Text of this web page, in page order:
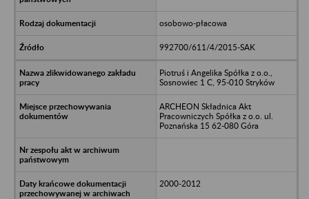
osobowo-płacowa
992700/611/4/2015-SAK
Piotruś i Angelika Spółka z o.o.,
Sosnowiec 1 C, 95-010 Stryków
ARCHEON Składnica Akt
Pracowniczych Spółka z o.o. ul.
Poznańska 15 62-080 Góra
2000-2012